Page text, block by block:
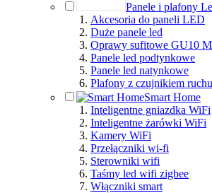
Panele i plafony
Akcesoria do paneli LED
Duże panele led
Oprawy sufitowe GU10
Panele led podtynkowe
Panele led natynkowe
Plafony z czujnikiem ruchu
Smart Home
Inteligentne gniazdka WiFi
Inteligentne żarówki WiFi
Kamery WiFi
Przełączniki wi-fi
Sterowniki wifi
Taśmy led wifi zigbee
Włączniki smart